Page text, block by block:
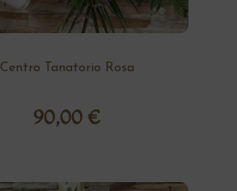
Centro Tanatorio Rosa
90,00 €